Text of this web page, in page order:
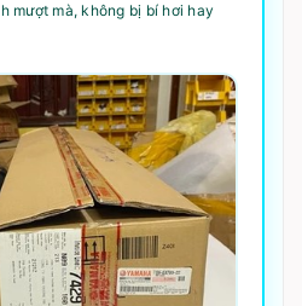
mượt mà, không bị bí hơi hay